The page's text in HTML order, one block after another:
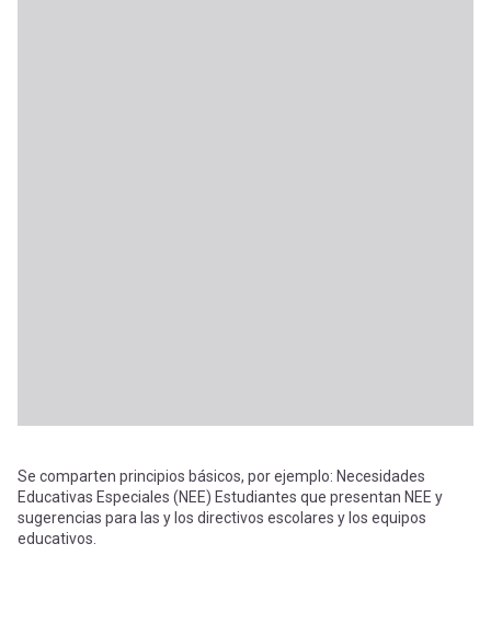
Se comparten principios básicos, por ejemplo: Necesidades
Educativas Especiales (NEE) Estudiantes que presentan NEE y
sugerencias para las y los directivos escolares y los equipos
educativos.